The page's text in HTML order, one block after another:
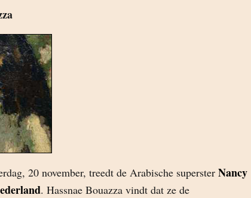
20 november, treedt de Arabische superster Nancy
. Hassnae Bouazza vindt dat ze de